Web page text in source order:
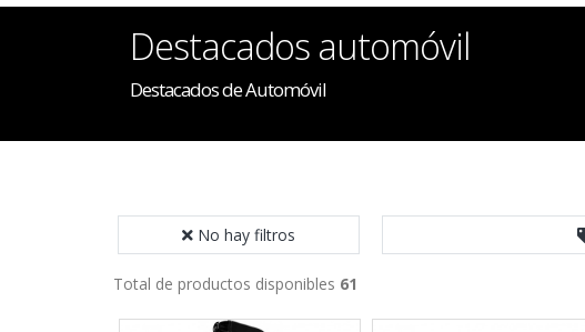
Destacados automóvil
Destacados de Automóvil
No hay filtros
Total de productos disponibles 61